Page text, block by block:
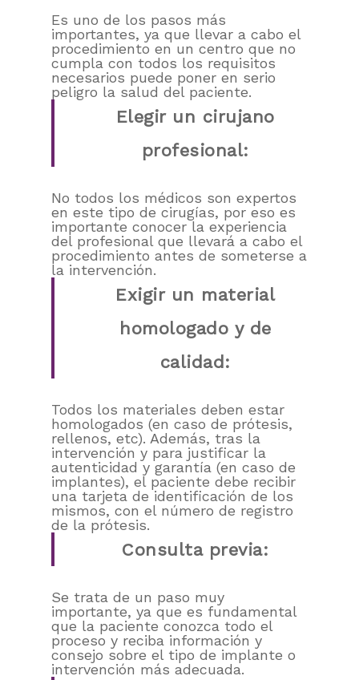
Es uno de los pasos más
importantes, ya que llevar a cabo el
procedimiento en un centro que no
cumpla con todos los requisitos
necesarios puede poner en serio
peligro la salud del paciente.
Elegir un cirujano
profesional:
No todos los médicos son expertos
en este tipo de cirugías, por eso es
importante conocer la experiencia
del profesional que llevará a cabo el
procedimiento antes de someterse a
la intervención.
Exigir un material
homologado y de
calidad:
Todos los materiales deben estar
homologados (en caso de prótesis,
rellenos, etc). Además, tras la
intervención y para justificar la
autenticidad y garantía (en caso de
implantes), el paciente debe recibir
una tarjeta de identificación de los
mismos, con el número de registro
de la prótesis.
Consulta previa:
Se trata de un paso muy
importante, ya que es fundamental
que la paciente conozca todo el
proceso y reciba información y
consejo sobre el tipo de implante o
intervención más adecuada.